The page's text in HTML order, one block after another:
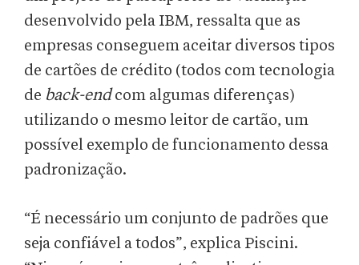
desenvolvido pela IBM, ressalta que as
empresas conseguem aceitar diversos tipos
de cartões de crédito (todos com tecnologia
de back-endcom algumas diferenças)
utilizando o mesmo leitor de cartão, um
possível exemplo de funcionamento dessa
padronização.
“É necessário um conjunto de padrões que
seja confiável a todos”, explica Piscini.